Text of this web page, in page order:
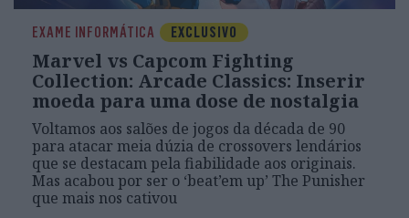
EXAME INFORMÁTICA EXCLUSIVO
Marvel vs Capcom Fighting
Collection: Arcade Classics: Inserir
moeda para uma dose de nostalgia
Voltamos aos salões de jogos da década de 90
para atacar meia dúzia de crossovers lendários
que se destacam pela fiabilidade aos originais.
Mas acabou por ser o ‘beat’em up’ The Punisher
que mais nos cativou